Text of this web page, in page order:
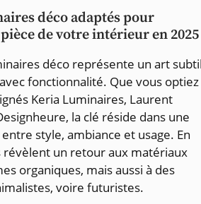
déco adaptés pour
de votre intérieur en 2025
déco représente un art
fonctionnalité. Que vous optiez
Keria Luminaires, Laurent
la clé réside dans une
style, ambiance et usage. En
révèlent un retour aux matériaux
organiques, mais aussi à des
voire futuristes.